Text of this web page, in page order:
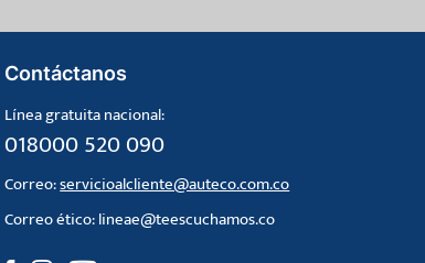
Contáctanos
Línea gratuita nacional:
018000 520 090
Correo:servicioalcliente@auteco.com.co
Correo ético:lineae@teescuchamos.co